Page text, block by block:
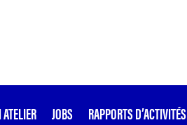
JOBS RAPPORTS D’ACTIVITÉS